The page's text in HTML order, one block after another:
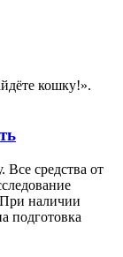
кошку!».
Все средства от
наличии
подготовка